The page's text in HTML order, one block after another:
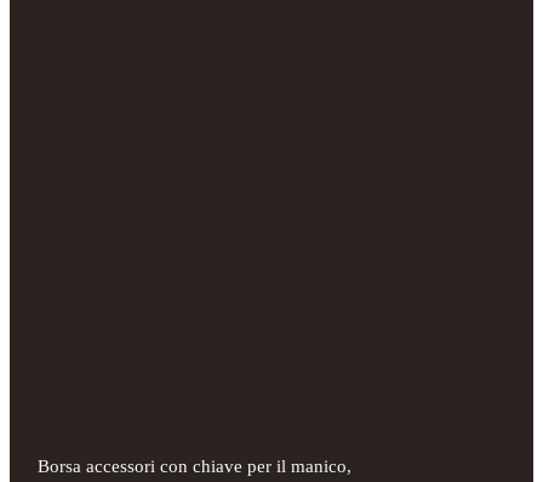
Borsa accessori con chiave per il manico,